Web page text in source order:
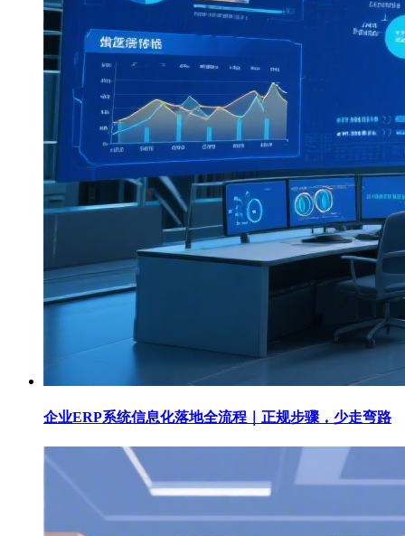
企业ERP系统信息化落地全流程｜正规步骤，少走弯路